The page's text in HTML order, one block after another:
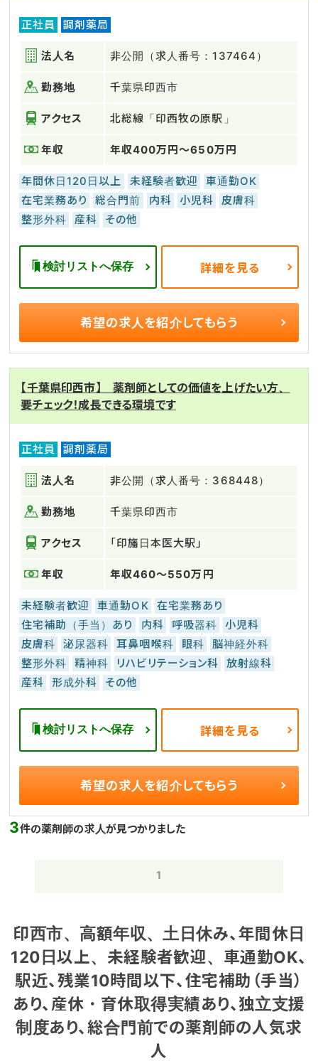
正社員 調剤薬局
法人名 非公開（求人番号：137464）
勤務地 千葉県印西市
アクセス 北総線「印西牧の原駅」
年収 年収400万円～650万円
年間休日120日以上 未経験者歓迎
車通勤OK
在宅業務あり
総合門前 内科 小児科
皮膚科
整形外科
産科 その他
検討リストへ保存 詳細を見る
希望の求人を紹介してもらう
【千葉県印西市】 薬剤師としての価値を上げたい方、
要チェック！成長できる環境です
正社員 調剤薬局
法人名 非公開（求人番号：368448）
勤務地 千葉県印西市
アクセス 「印旛日本医大駅」
年収 年収460～550万円
未経験者歓迎 車通勤OK
在宅業務あり
住宅補助（手当）あり
内科 呼吸器科
小児科
皮膚科
泌尿器科 耳鼻咽喉科 眼科
脳神経外科
整形外科
精神科 リハビリテーション科
放射線科
産科
形成外科 その他
検討リストへ保存 詳細を見る
希望の求人を紹介してもらう
3件の薬剤師の求人が見つかりました
1
印西市、高額年収、土日休み、年間休日
120日以上、未経験者歓迎、車通勤OK、
駅近、残業10時間以下、住宅補助（手当）
あり、産休・育休取得実績あり、独立支援
制度あり、総合門前での薬剤師の人気求
人